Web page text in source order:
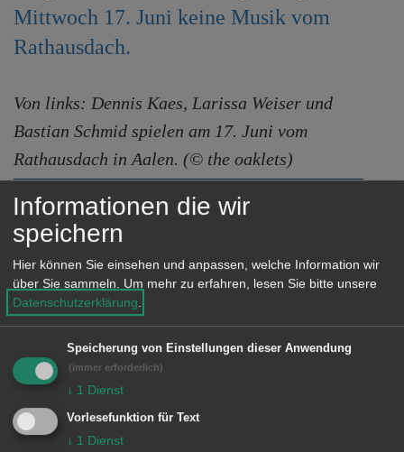
Mittwoch 17. Juni keine Musik vom
Rathausdach.
Von links: Dennis Kaes, Larissa Weiser und
Bastian Schmid spielen am 17. Juni vom
Rathausdach in Aalen. (© the oaklets)
Das Konzert der Gruppe „the oaklets“
wird verschoben, wenn möglich auf den
kommenden Samstag.
Die drei Aalener Musiker arrangieren
bekannte Pop,- Soul- und Jazzsongs.
Das Konzert findet von 12 bis 13 Uhr
statt.
Informationen die wir
speichern
Hier können Sie einsehen und anpassen, welche Information wir
über Sie sammeln. Um mehr zu erfahren, lesen Sie bitte unsere
Datenschutzerklärung.
Speicherung von Einstellungen dieser Anwendung
(immer erforderlich)
↓ 1 Dienst
Vorlesefunktion für Text
↓ 1 Dienst